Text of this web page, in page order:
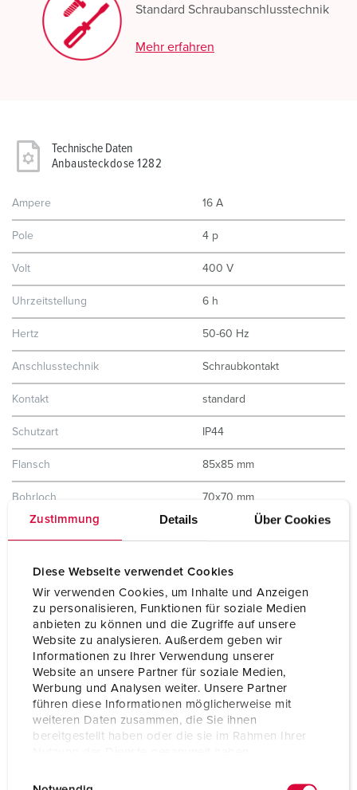
Zustimmung Details Über Cookies
Diese Webseite verwendet Cookies
Wir verwenden Cookies, um Inhalte und Anzeigen
zu personalisieren, Funktionen für soziale Medien
anbieten zu können und die Zugriffe auf unsere
Website zu analysieren. Außerdem geben wir
Informationen zu Ihrer Verwendung unserer
Website an unsere Partner für soziale Medien,
Werbung und Analysen weiter. Unsere Partner
führen diese Informationen möglicherweise mit
weiteren Daten zusammen, die Sie ihnen
bereitgestellt haben oder die sie im Rahmen Ihrer
Standard Schraubanschlusstechnik
Mehr erfahren
Technische Daten
Anbausteckdose 1282
Ampere 16 A
Pole 4 p
Volt 400 V
Uhrzeitstellung 6 h
Hertz 50-60 Hz
Anschlusstechnik Schraubkontakt
Kontakt standard
Schutzart IP44
Flansch 85x85 mm
Bohrloch 70x70 mm
Prüfzeichen EAC